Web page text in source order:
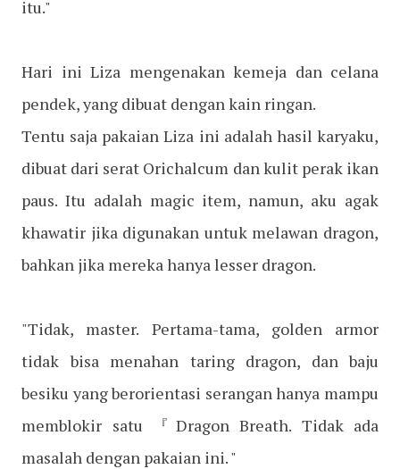
itu."
Hari ini Liza mengenakan kemeja dan celana
pendek, yang dibuat dengan kain ringan.
Tentu saja pakaian Liza ini adalah hasil karyaku,
dibuat dari serat Orichalcum dan kulit perak ikan
paus. Itu adalah magic item, namun, aku agak
khawatir jika digunakan untuk melawan dragon,
bahkan jika mereka hanya lesser dragon.
"Tidak, master. Pertama-tama, golden armor
tidak bisa menahan taring dragon, dan baju
besiku yang berorientasi serangan hanya mampu
memblokir satu 『Dragon Breath. Tidak ada
masalah dengan pakaian ini. "